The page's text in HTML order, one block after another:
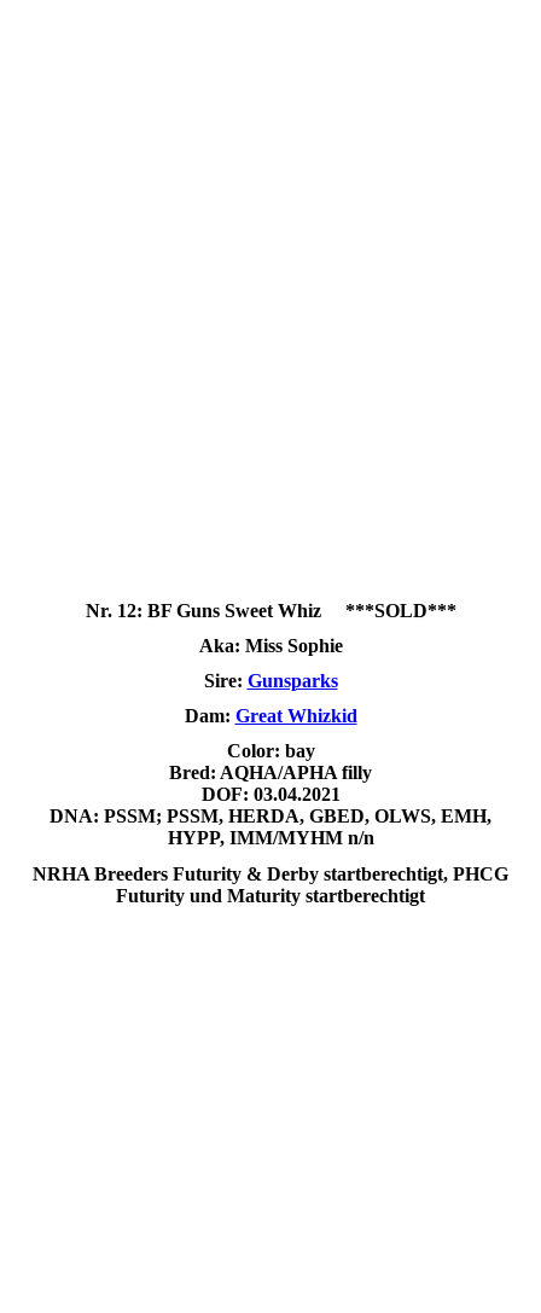
Nr. 12: BF Guns Sweet Whiz ***SOLD***
Aka: Miss Sophie
Sire: Gunsparks
Dam: Great Whizkid
Color: bay
Bred: AQHA/APHA filly
DOF: 03.04.2021
DNA: PSSM; PSSM, HERDA, GBED, OLWS, EMH,
HYPP, IMM/MYHM n/n
NRHA Breeders Futurity & Derby startberechtigt, PHCG
Futurity und Maturity startberechtigt